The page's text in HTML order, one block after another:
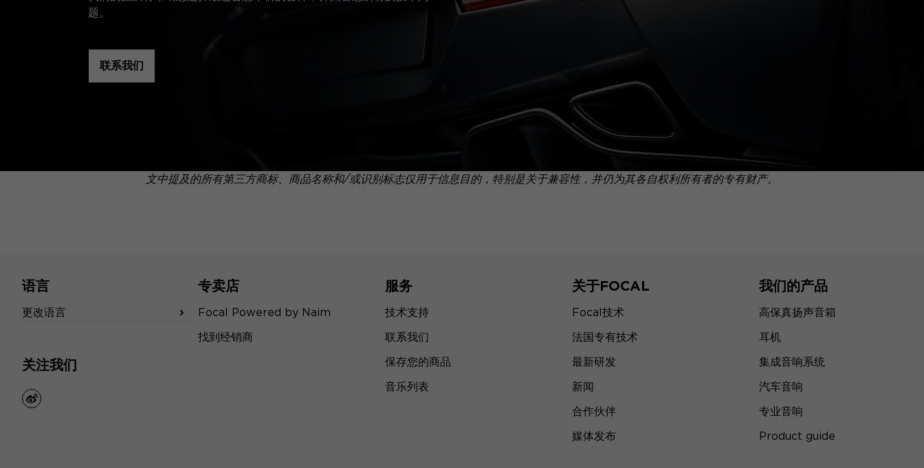
题。
联系我们
文中提及的所有第三方商标、商品名称和/或识别标志仅用于信息目的，特别是关于兼容性，并仍为其各自权利所有者的专有财产。
语言
更改语言
关注我们
weibo
专卖店
Focal Powered by Naim
找到经销商
服务
技术支持
联系我们
保存您的商品
音乐列表
关于FOCAL
Focal技术
法国专有技术
最新研发
新闻
合作伙伴
媒体发布
我们的产品
高保真扬声音箱
耳机
集成音响系统
汽车音响
专业音响
Product guide